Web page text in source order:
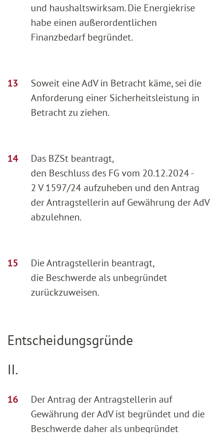
und haushaltswirksam. Die Energiekrise
habe einen außerordentlichen
Finanzbedarf begründet.
Soweit eine AdV in Betracht käme, sei die
Anforderung einer Sicherheitsleistung in
Betracht zu ziehen.
Das BZSt beantragt,
den Beschluss des FG vom 20.12.2024 -
2 V 1597/24 aufzuheben und den Antrag
der Antragstellerin auf Gewährung der AdV
abzulehnen.
Die Antragstellerin beantragt,
die Beschwerde als unbegründet
zurückzuweisen.
Entscheidungsgründe
II.
Der Antrag der Antragstellerin auf
Gewährung der AdV ist begründet und die
Beschwerde daher als unbegründet